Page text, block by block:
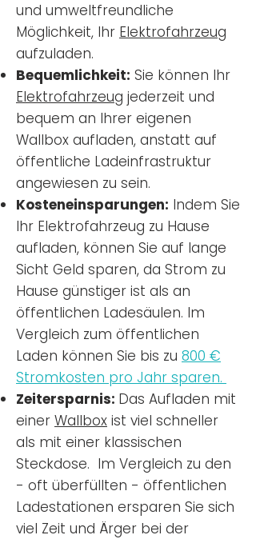
und umweltfreundliche
Möglichkeit, Ihr Elektrofahrzeug
aufzuladen.
Bequemlichkeit: Sie können Ihr
Elektrofahrzeug jederzeit und
bequem an Ihrer eigenen
Wallbox aufladen, anstatt auf
öffentliche Ladeinfrastruktur
angewiesen zu sein.
Kosteneinsparungen: Indem Sie
Ihr Elektrofahrzeug zu Hause
aufladen, können Sie auf lange
Sicht Geld sparen, da Strom zu
Hause günstiger ist als an
öffentlichen Ladesäulen. Im
Vergleich zum öffentlichen
Laden können Sie bis zu 800 €
Stromkosten pro Jahr sparen.
Zeitersparnis: Das Aufladen mit
einer Wallbox ist viel schneller
als mit einer klassischen
Steckdose. Im Vergleich zu den
- oft überfüllten - öffentlichen
Ladestationen ersparen Sie sich
viel Zeit und Ärger bei der